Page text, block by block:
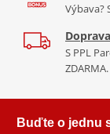
Kvalitní O-
řada, ale větší
Výbava?
S PPL
ZDARMA.
Buďte o jednu